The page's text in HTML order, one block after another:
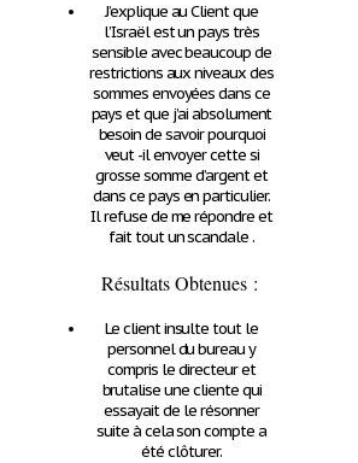
J’explique au Client que
l’Israël est un pays très
sensible avec beaucoup de
restrictions aux niveaux des
sommes envoyées dans ce
pays et que j’ai absolument
besoin de savoir pourquoi
veut -il envoyer cette si
grosse somme d’argent et
dans ce pays en particulier.
Il refuse de me répondre et
fait tout un scandale .
Résultats Obtenues :
Le client insulte tout le
personnel du bureau y
compris le directeur et
brutalise une cliente qui
essayait de le résonner
suite à cela son compte a
été clôturer.